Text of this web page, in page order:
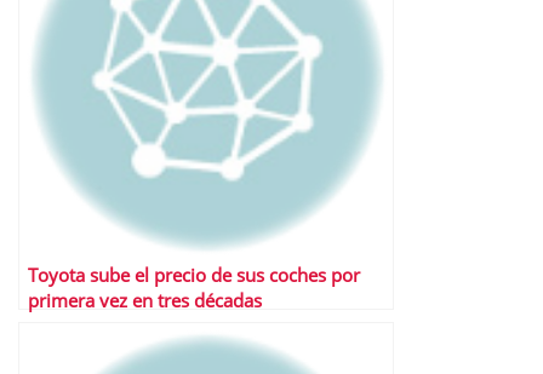
Toyota sube el precio de sus coches por
primera vez en tres décadas